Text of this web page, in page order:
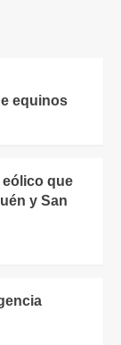
equinos
eólico que
y San